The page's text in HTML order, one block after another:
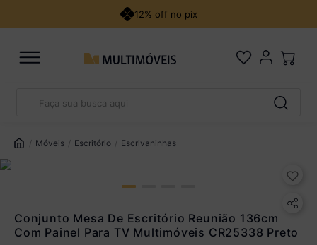
12% off no pix
Móveis Escritório Escrivaninhas
Conjunto Mesa De Escritório Reunião 136cm
Com Painel Para TV Multimóveis CR25338 Preto
Você economiza R$ 80,00 1º
4º
quarto bebê completo